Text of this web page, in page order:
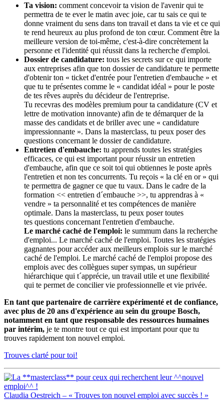
Ta vision: comment concevoir ta vision de l'avenir qui te
permettra de te ever le matin avec joie, car tu sais ce qui te
donne vraiment du sens dans ton travail et dans ta vie et ce qui
te rend heureux au plus profond de ton cœur. Comment être la
meilleure version de toi-même, c'est-à-dire concrètement la
personne et l'identité qui réussit dans la recherche d'emploi.
Dossier de candidature: tous les secrets sur ce qui importe
aux entreprises afin que ton dossier de candidature te permette
d'obtenir ton « ticket d'entrée pour l'entretien d'embauche » et
que tu te présentes comme le « candidat idéal » pour le poste
de tes rêves auprès du décideur de l'entreprise.
Tu recevras des modèles premium pour ta candidature (CV et
lettre de motivation innovante) afin de te démarquer de la
masse des candidats et de briller avec une « candidature
impressionnante ». Dans la masterclass, tu peux poser des
questions concernant le dossier de candidature.
Entretien d'embauche: tu apprends toutes les stratégies
efficaces, ce qui est important pour réussir un entretien
d'embauche, afin que ce soit toi qui obtiennes le poste après
l'entretien et non tes concurrents. Tu reçois « la clé en or » qui
te permettra de gagner ce que tu vaux. Dans le cadre de la
formation << entretien d´embauche >>, tu apprendras à «
vendre » ta personnalité et tes compétences de manière
optimale. Dans la masterclass, tu peux poser toutes
tes questions concernant l'entretien d'embauche.
Le marché caché de l'emploi: le summum dans la recherche
d'emploi... Le marché caché de l'emploi. Toutes les stratégies
gagnantes pour accéder aux meilleurs emplois sur le marché
caché de l'emploi. Le marché caché de l'emploi propose des
emplois avec des collègues super sympas, un supérieur
hiérarchique qui t´apprécie, un travail utile et une flexibilité
qui te permet de concilier vie professionnelle et vie privée.
En tant que partenaire de carrière expérimenté et de confiance,
avec plus de 20 ans d'expérience au sein du groupe Bosch,
notamment en tant que responsable des ressources humaines
par intérim, je te montre tout ce qui est important pour que tu
trouves rapidement ton nouvel emploi.
Trouves clarté pour toi!
Claudia Oestreich – « Trouves ton nouvel emploi avec succès ! »